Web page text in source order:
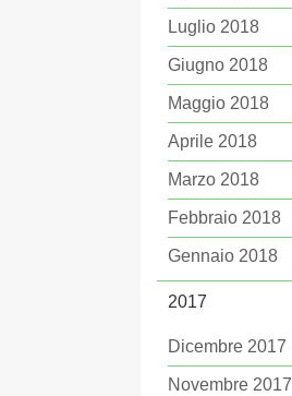
Luglio 2018
Giugno 2018
Maggio 2018
Aprile 2018
Marzo 2018
Febbraio 2018
Gennaio 2018
2017
Dicembre 2017
Novembre 2017